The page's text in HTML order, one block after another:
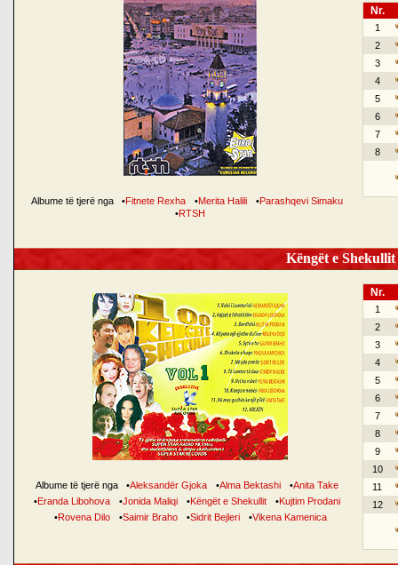
Albume të tjerë nga •Fitnete Rexha •Merita Halili •Parashqevi Simaku
•RTSH
Nr.
1
2
3
4
5
6
7
8
Këngët e
Albume të tjerë nga •Aleksandër Gjoka •Alma Bektashi •Anita Take
•Eranda Libohova •Jonida Maliqi •Këngët e Shekullit •Kujtim Prodani
•Rovena Dilo •Saimir Braho •Sidrit Bejleri •Vikena Kamenica
Nr.
1
2
3
4
5
6
7
8
9
10
11
12